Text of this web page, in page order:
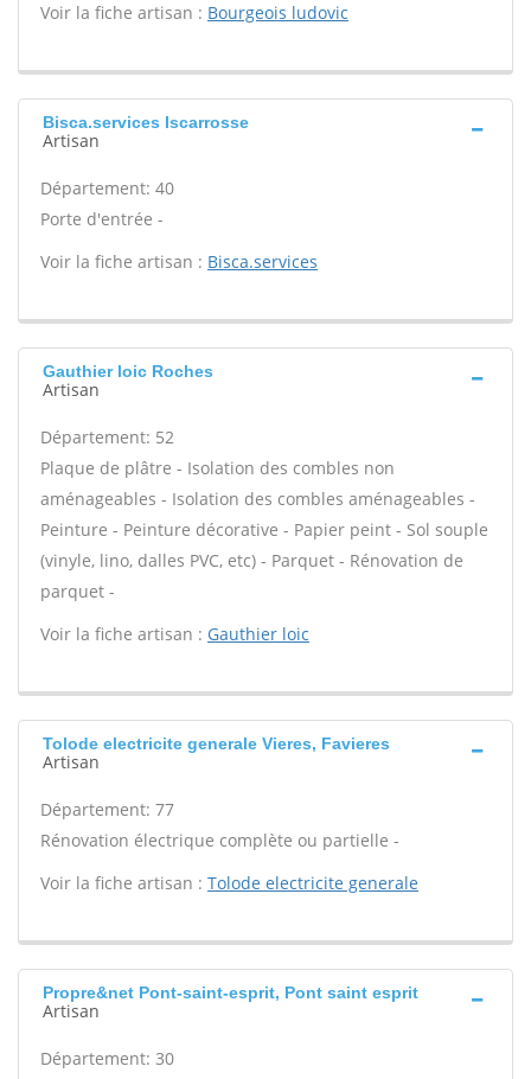
Voir la fiche artisan : Bourgeois ludovic
Bisca.services Iscarrosse
Artisan
Département: 40
Porte d'entrée -
Voir la fiche artisan : Bisca.services
Gauthier loic Roches
Artisan
Département: 52
Plaque de plâtre - Isolation des combles non
aménageables - Isolation des combles aménageables -
Peinture - Peinture décorative - Papier peint - Sol souple
(vinyle, lino, dalles PVC, etc) - Parquet - Rénovation de
parquet -
Voir la fiche artisan : Gauthier loic
Tolode electricite generale Vieres, Favieres
Artisan
Département: 77
Rénovation électrique complète ou partielle -
Voir la fiche artisan : Tolode electricite generale
Propre&net Pont-saint-esprit, Pont saint esprit
Artisan
Département: 30